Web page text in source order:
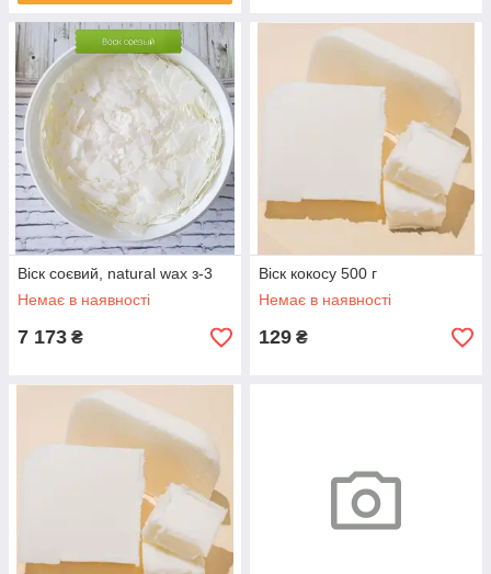
Віск соєвий, natural wax з-3
Немає в наявності
7 173 ₴
Віск кокосу 500 г
Немає в наявності
129 ₴